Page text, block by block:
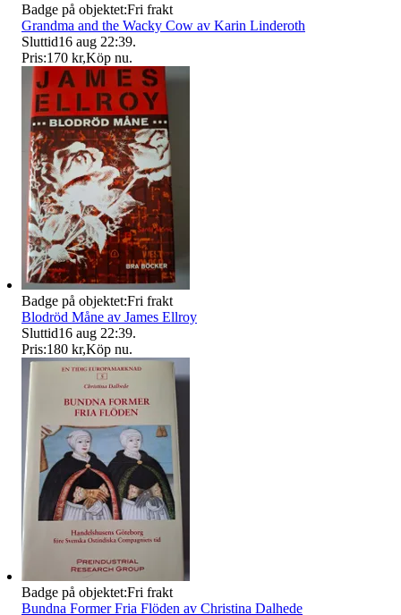
Badge på objektet:Fri frakt
Grandma and the Wacky Cow av Karin Linderoth
Sluttid16 aug 22:39.
Pris:170 kr,Köp nu.
Badge på objektet:Fri frakt
Blodröd Måne av James Ellroy
Sluttid16 aug 22:39.
Pris:180 kr,Köp nu.
Badge på objektet:Fri frakt
Bundna Former Fria Flöden av Christina Dalhede